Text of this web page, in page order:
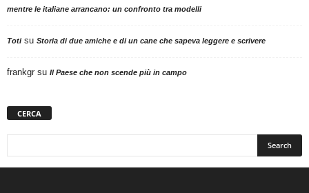
mentre le italiane arrancano: un confronto tra modelli
Totisu Storia di due amiche e di un cane che sapeva leggere e scrivere
frankgr su Il Paese che non scende più in campo
CERCA